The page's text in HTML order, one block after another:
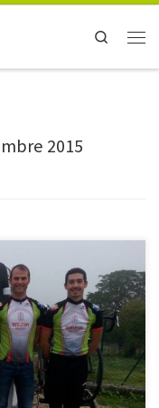
Search
2015
par équipe (1,7km-
3h50’39 » // 30:20 //
Yann Scheer, Loïc
: >>> (7ème équipe sur